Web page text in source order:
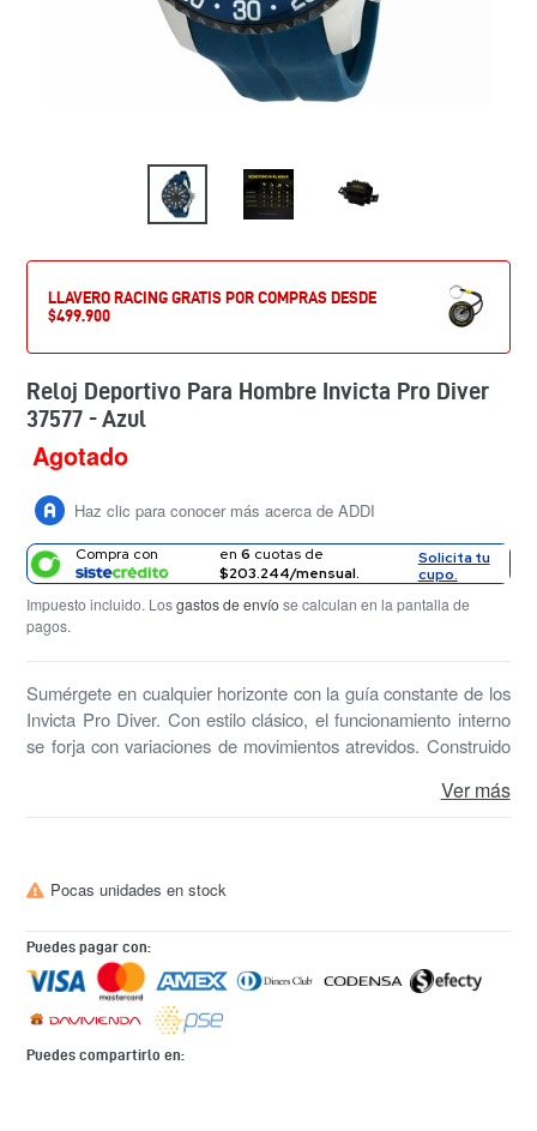
LLAVERO RACING GRATIS POR COMPRAS DESDE
$499.900
Reloj Deportivo Para Hombre Invicta Pro Diver
37577 - Azul
Precio
habitual
Agotado
Haz clic para conocer más acerca de ADDI
Compra con en6 cuotas de
$203.244/mensual.
Solicita tu
cupo.
Impuesto incluido. Losgastos de envíose calculan en la pantalla de
pagos.
Sumérgete en cualquier horizonte con la guía constante de los
Invicta Pro Diver. Con estilo clásico, el funcionamiento interno
se forja con variaciones de movimientos atrevidos. Construido
relojes hace que el Pro Diver sea excelente en su rendimiento.
Ver más
Pocas unidades en stock
Puedes pagar con:
Puedes compartirlo en: